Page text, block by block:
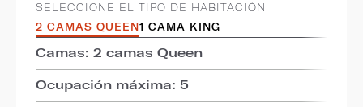
SELECCIONE EL TIPO DE HABITACIÓN:
2 CAMAS QUEEN1 CAMA KING
Camas: 2 camas Queen
Ocupación máxima: 5